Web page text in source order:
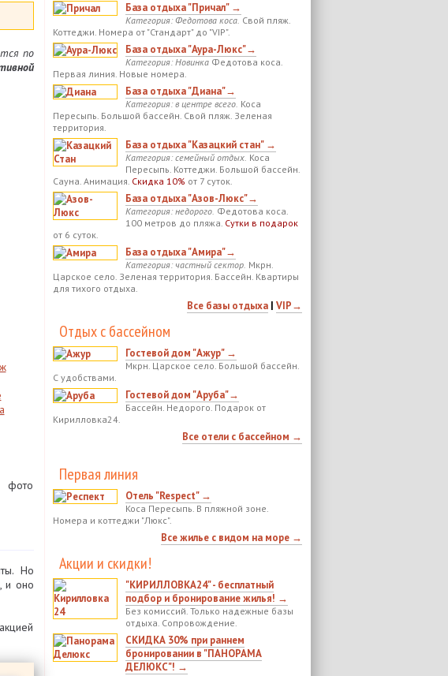
по
фото
Но
и оно
База отдыха "Причал" →
Категория: Федотова коса. Свой пляж.
Коттеджи. Номера от "Стандарт" до "VIP".
База отдыха "Аура-Люкс"→
Категория: НовинкаФедотова коса.
Первая линия. Новые номера.
База отдыха "Диана"→
Категория: в центре всего. Коса
Пересыпь. Большой бассейн. Свой пляж. Зеленая
территория.
База отдыха "Казацкий стан" →
Категория: семейный отдых. Коса
Пересыпь. Коттеджи. Большой бассейн.
Сауна. Анимация. Скидка 10% от 7 суток.
База отдыха "Азов-Люкс"→
Категория: недорого. Федотова коса.
100 метров до пляжа. Сутки в подарок
от 6 суток.
База отдыха "Амира"→
Категория: частный сектор. Мкрн.
Царское село. Зеленая территория. Бассейн. Квартиры
для тихого отдыха.
Все базы отдыха| VIP→
Отдых с бассейном
Гостевой дом "Ажур" →
Мкрн. Царское село. Большой бассейн.
С удобствами.
Гостевой дом "Аруба"→
Бассейн. Недорого. Подарок от
Кирилловка24.
Все отели с бассейном →
Первая линия
Отель "Respect" →
Коса Пересыпь. В пляжной зоне.
Номера и коттеджи "Люкс".
Все жилье с видом на море →
Акции и скидки!
"КИРИЛЛОВКА24" - бесплатный
подбор и бронирование жилья! →
Без комиссий. Только надежные базы
отдыха. Сопровождение.
СКИДКА 30% при раннем
бронировании в "ПАНОРАМА
ДЕЛЮКС"! →